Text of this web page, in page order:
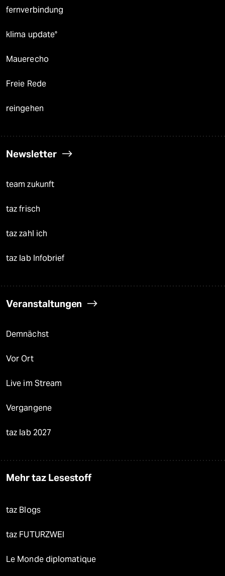
fernverbindung
klima update°
Mauerecho
Freie Rede
reingehen
Newsletter
team zukunft
taz frisch
taz zahl ich
taz lab Infobrief
Veranstaltungen
Demnächst
Vor Ort
Live im Stream
Vergangene
taz lab 2027
Mehr taz Lesestoff
taz Blogs
taz FUTURZWEI
Le Monde diplomatique